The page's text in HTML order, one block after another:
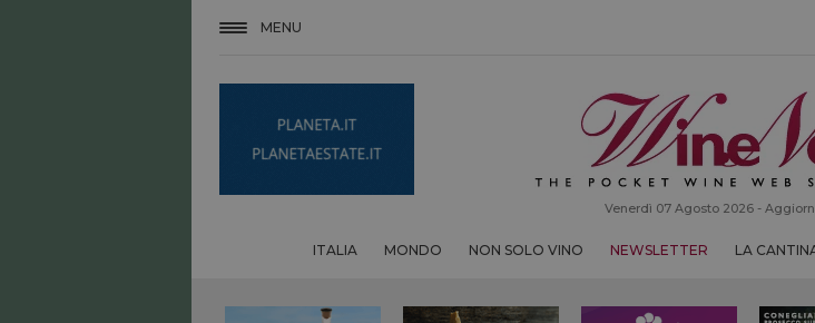
MENU
Venerdì 07 Agosto 2026 -
ITALIA MONDO NON SOLO VINO NEWSLETTER LA